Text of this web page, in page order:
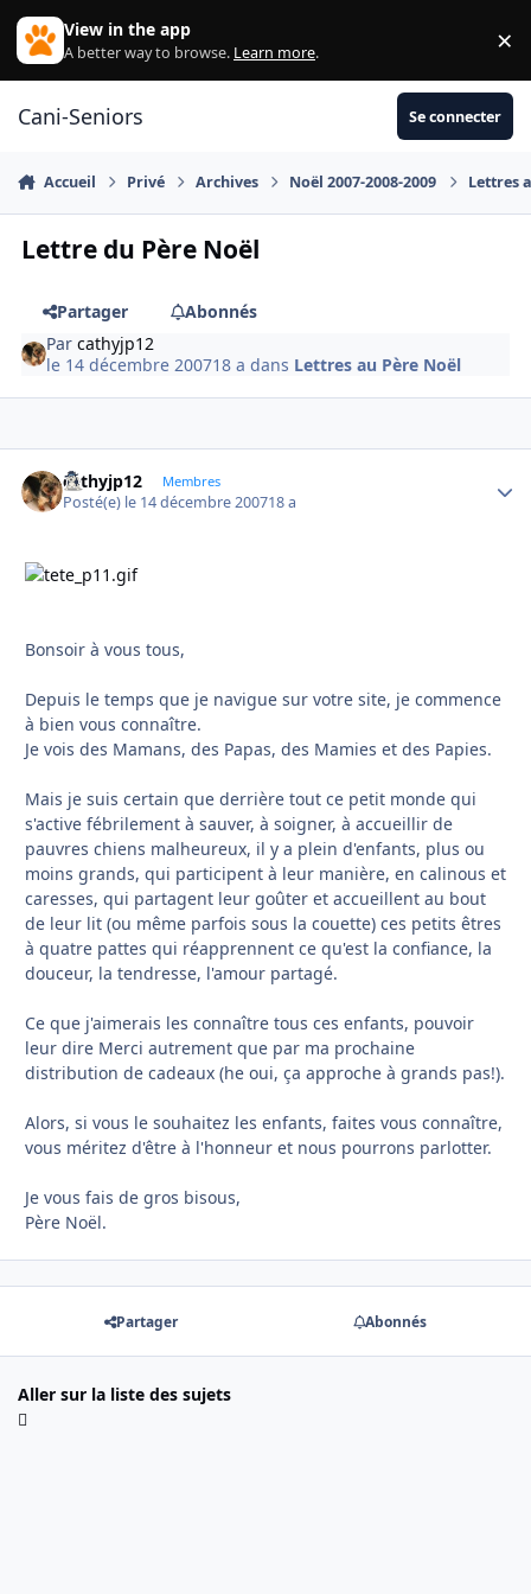
Aller au contenu
View in the app
A better way to browse. Learn more. ×
Cani-Seniors Se connecter
Accueil Privé Archives Noël 2007-2008-2009 Lettres
Lettre du Père Noël
Partager
Abonnés
Parcathyjp12
le 14 décembre 200718 a dans Lettres au Père Noël
cathyjp12 Membres
Posté(e) le 14 décembre 200718 a
Bonsoir à vous tous,
Depuis le temps que je navigue sur votre site, je commence
à bien vous connaître.
Je vois des Mamans, des Papas, des Mamies et des Papies.
Mais je suis certain que derrière tout ce petit monde qui
s'active fébrilement à sauver, à soigner, à accueillir de
pauvres chiens malheureux, il y a plein d'enfants, plus ou
moins grands, qui participent à leur manière, en calinous et
caresses, qui partagent leur goûter et accueillent au bout
de leur lit (ou même parfois sous la couette) ces petits êtres
à quatre pattes qui réapprennent ce qu'est la confiance, la
douceur, la tendresse, l'amour partagé.
Ce que j'aimerais les connaître tous ces enfants, pouvoir
leur dire Merci autrement que par ma prochaine
distribution de cadeaux (he oui, ça approche à grands pas!).
Alors, si vous le souhaitez les enfants, faites vous connaître,
vous méritez d'être à l'honneur et nous pourrons parlotter.
Je vous fais de gros bisous,
Père Noël.
Partager Abonnés
Aller sur la liste des sujets